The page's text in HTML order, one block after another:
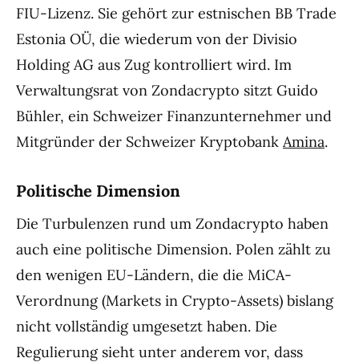
FIU-Lizenz. Sie gehört zur estnischen BB Trade
Estonia OÜ, die wiederum von der Divisio
Holding AG aus Zug kontrolliert wird. Im
Verwaltungsrat von Zondacrypto sitzt Guido
Bühler, ein Schweizer Finanzunternehmer und
Mitgründer der Schweizer Kryptobank Amina.
Politische Dimension
Die Turbulenzen rund um Zondacrypto haben
auch eine politische Dimension. Polen zählt zu
den wenigen EU-Ländern, die die MiCA-
Verordnung (Markets in Crypto-Assets) bislang
nicht vollständig umgesetzt haben. Die
Regulierung sieht unter anderem vor, dass